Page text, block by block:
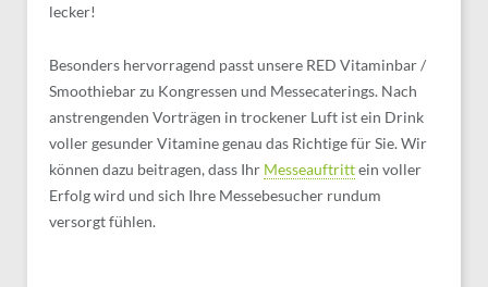
lecker!
Besonders hervorragend passt unsere RED Vitaminbar /
Smoothiebar zu Kongressen und Messecaterings. Nach
anstrengenden Vorträgen in trockener Luft ist ein Drink
voller gesunder Vitamine genau das Richtige für Sie. Wir
können dazu beitragen, dass Ihr Messeauftrittein voller
Erfolg wird und sich Ihre Messebesucher rundum
versorgt fühlen.